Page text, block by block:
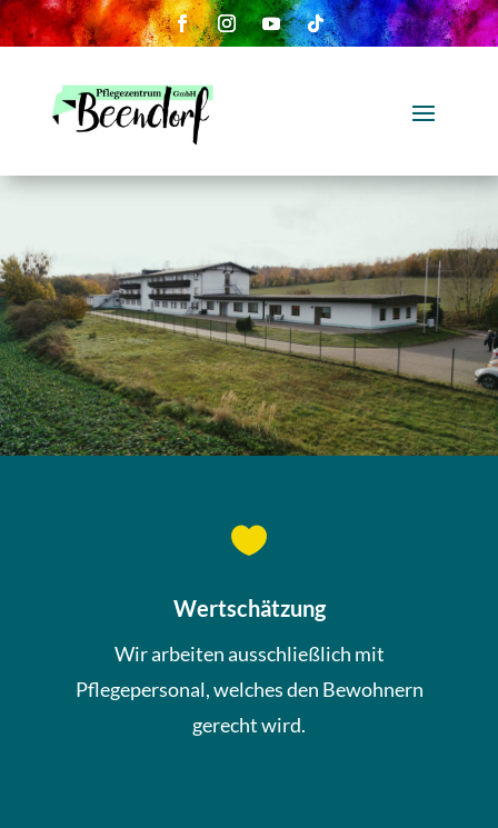

Wertschätzung
Wir arbeiten ausschließlich mit
Pflegepersonal, welches den Bewohnern
gerecht wird.